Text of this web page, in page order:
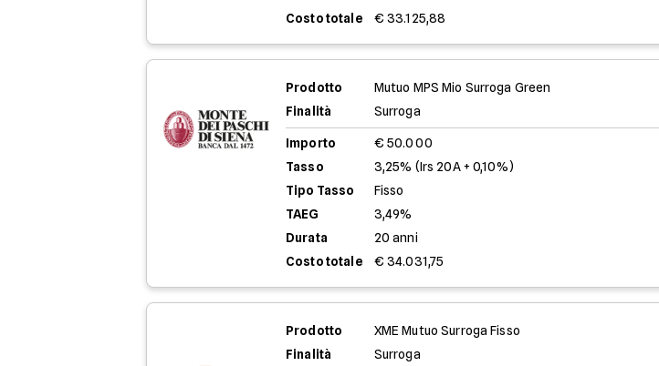
Costo totale
€ 33.125,88
Prodotto
Mutuo MPS Mio Surroga Green
Finalità
Surroga
Importo
€ 50.000
Tasso
3,25% (Irs 20A + 0,10%)
Tipo Tasso
Fisso
TAEG
3,49%
Durata
20 anni
Costo totale
€ 34.031,75
Prodotto
XME Mutuo Surroga Fisso
Finalità
Surroga